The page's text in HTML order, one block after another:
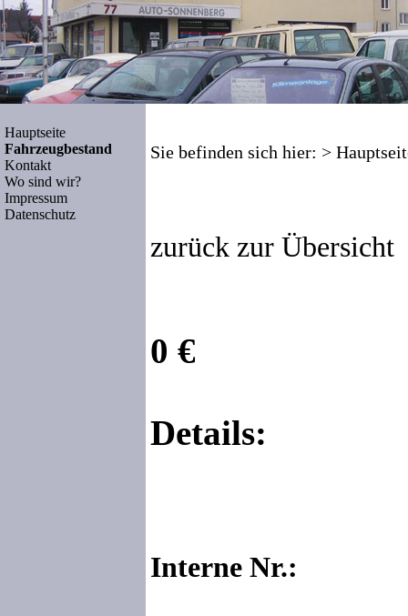
Hauptseite
Fahrzeugbestand
Kontakt
Wo sind wir?
Impressum
Datenschutz
Sie befinden sich hier: >
zurück zur Übersicht
0 €
Details:
Interne Nr.: